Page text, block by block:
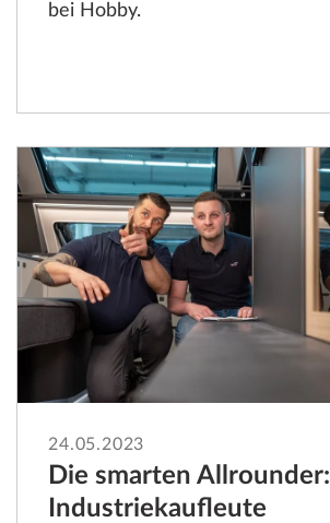
bei Hobby.
24.05.2023
Die smarten Allrounder:
Industriekaufleute